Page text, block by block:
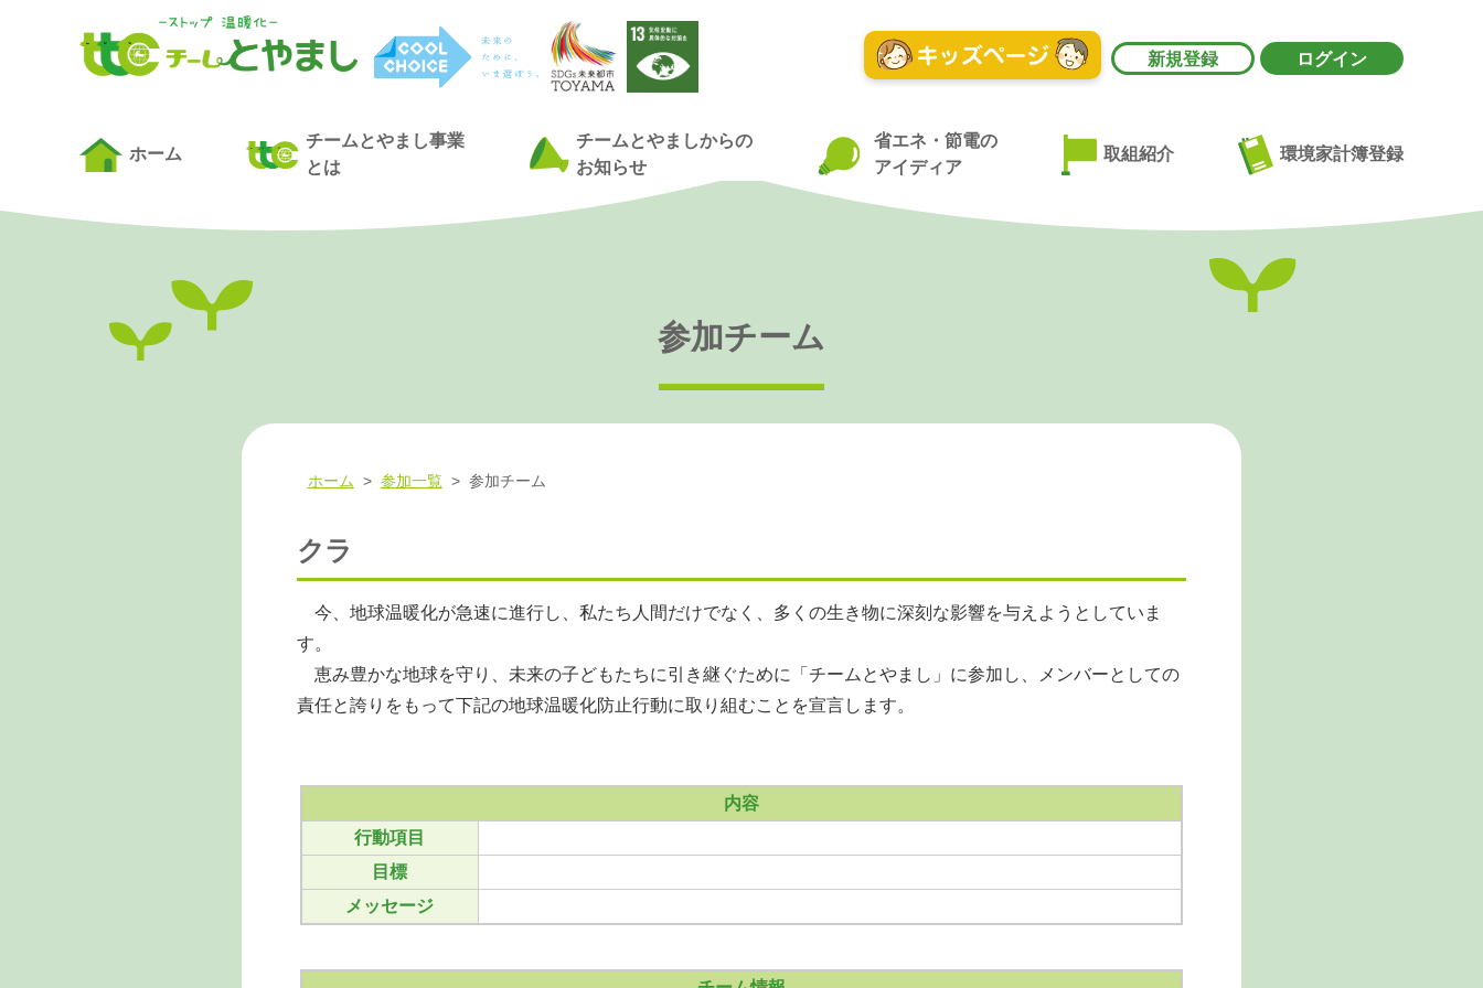
新規登録 ログイン
ホーム
チームとやまし事業
とは
チームとやましからの
お知らせ
省エネ・節電の
アイディア
取組紹介 環境家計簿登録
参加チーム
ホーム > 参加一覧> 参加チーム
クラ
今、地球温暖化が急速に進行し、私たち人間だけでなく、多くの生き物に深刻な影響を与えようとしていま
す。
恵み豊かな地球を守り、未来の子どもたちに引き継ぐために「チームとやまし」に参加し、メンバーとしての
責任と誇りをもって下記の地球温暖化防止行動に取り組むことを宣言します。
内容
行動項目
目標
メッセージ